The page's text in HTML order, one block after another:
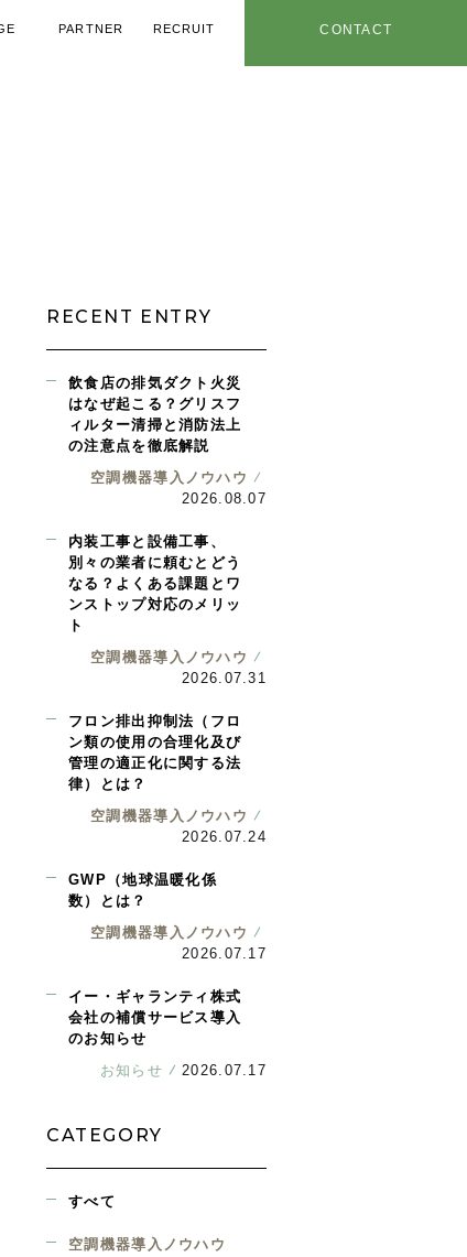
PARTNER
RECRUIT
CONTACT
RECENT ENTRY
飲食店の排気ダクト火災
はなぜ起こる？グリスフ
ィルター清掃と消防法上
の注意点を徹底解説
空調機器導入ノウハウ
2026.08.07
内装工事と設備工事、
別々の業者に頼むとどう
なる？よくある課題とワ
ンストップ対応のメリッ
ト
空調機器導入ノウハウ
2026.07.31
フロン排出抑制法（フロ
ン類の使用の合理化及び
管理の適正化に関する法
律）とは？
空調機器導入ノウハウ
2026.07.24
GWP（地球温暖化係
数）とは？
空調機器導入ノウハウ
2026.07.17
イー・ギャランティ株式
会社の補償サービス導入
のお知らせ
お知らせ
2026.07.17
CATEGORY
すべて
空調機器導入ノウハウ